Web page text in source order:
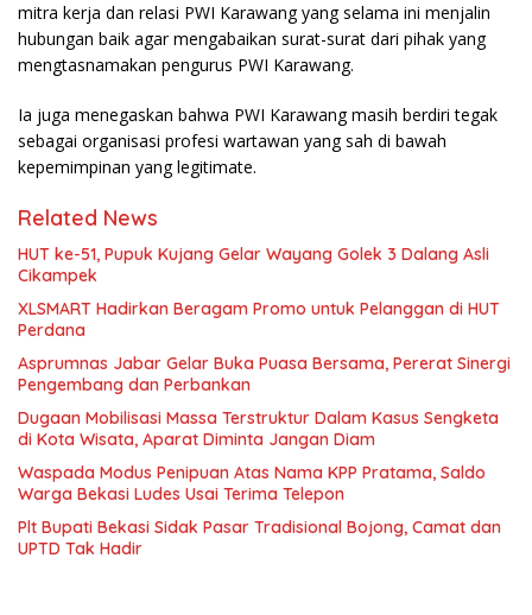
mitra kerja dan relasi PWI Karawang yang selama ini menjalin
hubungan baik agar mengabaikan surat-surat dari pihak yang
mengtasnamakan pengurus PWI Karawang.
Ia juga menegaskan bahwa PWI Karawang masih berdiri tegak
sebagai organisasi profesi wartawan yang sah di bawah
kepemimpinan yang legitimate.
Related News
HUT ke-51, Pupuk Kujang Gelar Wayang Golek 3 Dalang Asli
Cikampek
XLSMART Hadirkan Beragam Promo untuk Pelanggan di HUT
Perdana
Asprumnas Jabar Gelar Buka Puasa Bersama, Pererat Sinergi
Pengembang dan Perbankan
Dugaan Mobilisasi Massa Terstruktur Dalam Kasus Sengketa
di Kota Wisata, Aparat Diminta Jangan Diam
Waspada Modus Penipuan Atas Nama KPP Pratama, Saldo
Warga Bekasi Ludes Usai Terima Telepon
Plt Bupati Bekasi Sidak Pasar Tradisional Bojong, Camat dan
UPTD Tak Hadir